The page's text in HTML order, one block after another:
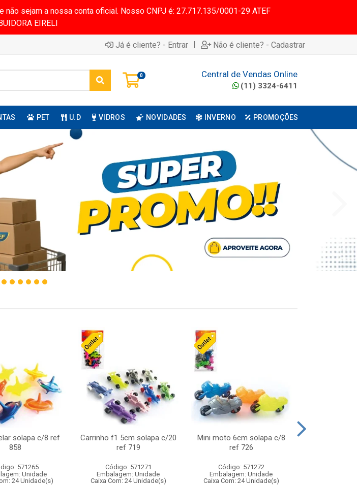
sejam a nossa conta oficial. Nosso CNPJ é: 27.717.135/0001-29 ATEF
EIRELI
Já é cliente? - Entrar | Não é cliente? - Cadastrar
0 Central de Vendas Online
(11) 3324-6411
PET U.D VIDROS NOVIDADES INVERNO PROMOÇÕES
solapa c/8 ref
858
571265
Unidade
24 Unidade(s)
Carrinho f1 5cm solapa c/20
ref 719
Código: 571271
Embalagem: Unidade
Caixa Com: 24 Unidade(s)
Mini moto 6cm solapa c/8
ref 726
Código: 571272
Embalagem: Unidade
Caixa Com: 24 Unidade(s)